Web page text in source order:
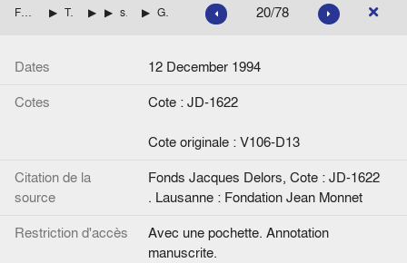
Fonds Jacques Delors Troisième Commission Delors 1994septembre - décembre 1994 Grandes conférences catholiques 20/78
Dates
12 December 1994
Cotes
Cote : JD-1622
Cote originale : V106-D13
Citation de la
source
Fonds Jacques Delors, Cote : JD-1622
. Lausanne : Fondation Jean Monnet
Restriction d'accès
Avec une pochette. Annotation
manuscrite.